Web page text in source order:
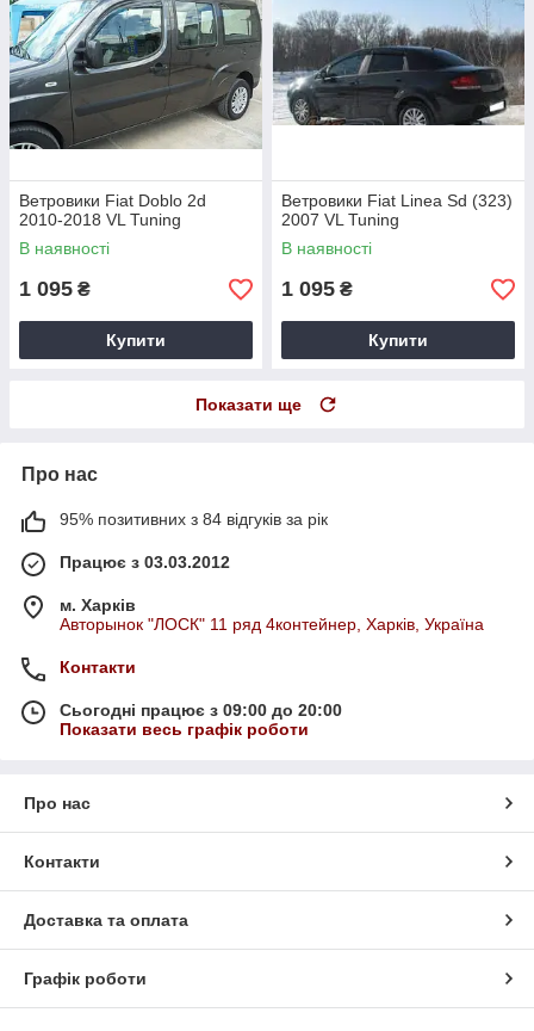
Ветровики Fiat Doblo 2d
2010-2018 VL Tuning
В наявності
1 095 ₴
Купити
Ветровики Fiat Linea Sd (323)
2007 VL Tuning
В наявності
1 095 ₴
Купити
Показати ще
Про нас
95% позитивних з 84 відгуків за рік
Працює з 03.03.2012
м. Харків
Авторынок "ЛОСК" 11 ряд 4контейнер, Харків, Україна
Контакти
Сьогодні працює з 09:00 до 20:00
Показати весь графік роботи
Про нас
Контакти
Доставка та оплата
Графік роботи